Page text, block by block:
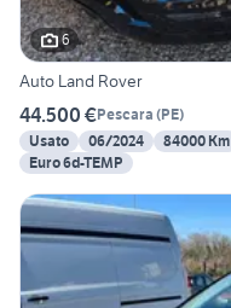
6
Auto Land Rover
44.500 €Pescara (PE)
Usato
06/2024 84000 Km
Euro 6d-TEMP